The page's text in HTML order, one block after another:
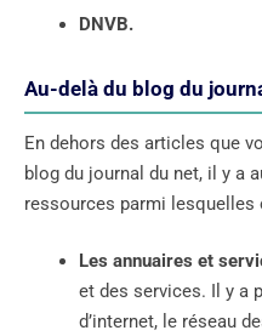
DNVB.
Au-delà du blog du
En dehors des articles que
blog du journal du net, il y a
ressources parmi lesquelles
Les annuaires et
et des services. Il y a
d’internet, le réseau